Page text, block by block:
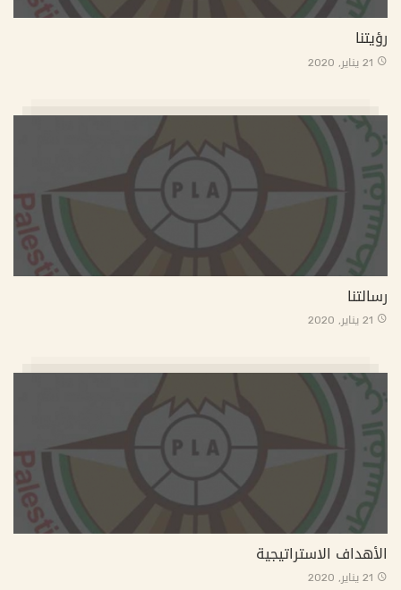
رؤيتنا
21 يناير, 2020
رسالتنا
21 يناير, 2020
الأهداف الاستراتيجية
21 يناير, 2020